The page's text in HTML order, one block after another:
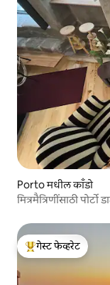
Porto मधील काँडो
मित्रमैत्रिणींसाठी
टॉप गेस्ट फेव्हरेट
गेस्ट फेव्हरेट